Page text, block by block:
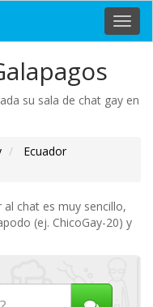
su sala de chat gay en
Ecuador
al chat es muy sencillo,
(ej. ChicoGay-20) y